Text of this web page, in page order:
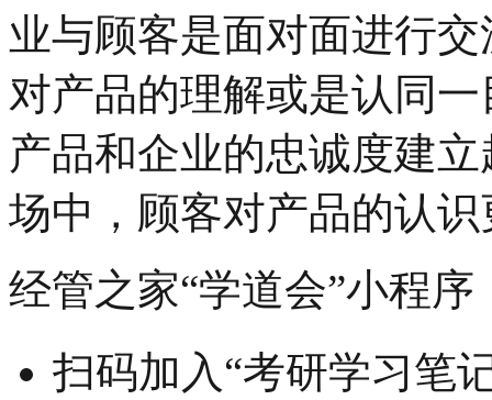
业与顾客是面对面进行
对产品的理解或是认同
产品和企业的忠诚度建
场中，顾客对产品的认
经管之家“学道会”小程序
扫码加入“考研学习笔